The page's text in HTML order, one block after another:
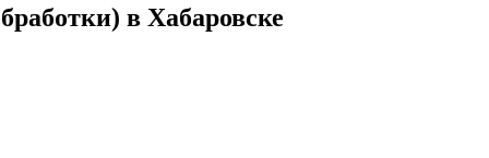
в Хабаровске